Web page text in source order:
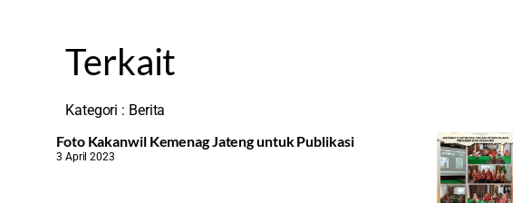
Terkait
Kategori : Berita
Foto Kakanwil Kemenag Jateng untuk Publikasi
3 April 2023